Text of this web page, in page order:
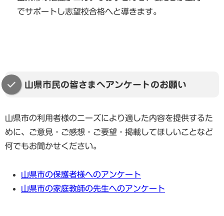
でサポートし志望校合格へと導きます。
山県市民の皆さまへアンケートのお願い
山県市の利用者様のニーズにより適した内容を提供するた
めに、ご意見・ご感想・ご要望・掲載してほしいことなど
何でもお聞かせください。
山県市の保護者様へのアンケート
山県市の家庭教師の先生へのアンケート